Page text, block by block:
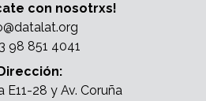
con nosotrxs!
98 851 4041
E11-28 y Av. Coruña